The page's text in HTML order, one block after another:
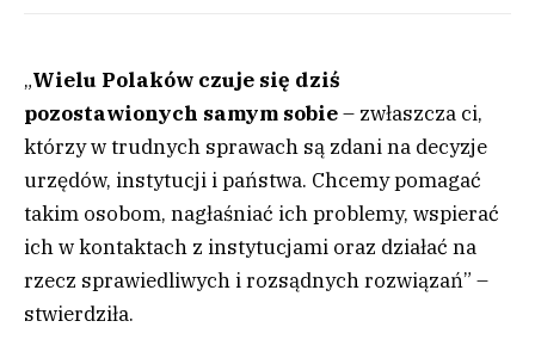
„Wielu Polaków czuje się dziś
pozostawionych samym sobie– zwłaszcza ci,
którzy w trudnych sprawach są zdani na decyzje
urzędów, instytucji i państwa. Chcemy pomagać
takim osobom, nagłaśniać ich problemy, wspierać
ich w kontaktach z instytucjami oraz działać na
rzecz sprawiedliwych i rozsądnych rozwiązań” –
stwierdziła.